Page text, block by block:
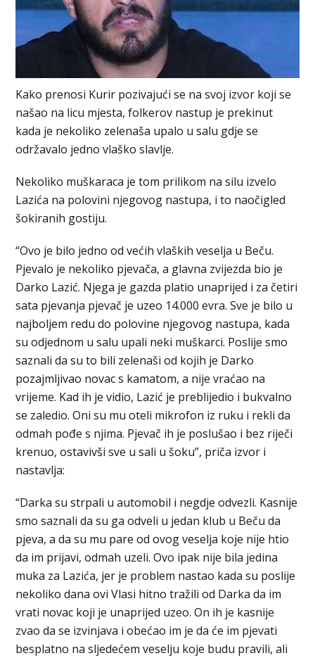
Kako prenosi Kurir pozivajući se na svoj izvor koji se
našao na licu mjesta, folkerov nastup je prekinut
kada je nekoliko zelenaša upalo u salu gdje se
održavalo jedno vlaško slavlje.
Nekoliko muškaraca je tom prilikom na silu izvelo
Lazića na polovini njegovog nastupa, i to naočigled
šokiranih gostiju.
“Ovo je bilo jedno od većih vlaških veselja u Beču.
Pjevalo je nekoliko pjevača, a glavna zvijezda bio je
Darko Lazić. Njega je gazda platio unaprijed i za četiri
sata pjevanja pjevač je uzeo 14.000 evra. Sve je bilo u
najboljem redu do polovine njegovog nastupa, kada
su odjednom u salu upali neki muškarci. Poslije smo
saznali da su to bili zelenaši od kojih je Darko
pozajmljivao novac s kamatom, a nije vraćao na
vrijeme. Kad ih je vidio, Lazić je preblijedio i bukvalno
se zaledio. Oni su mu oteli mikrofon iz ruku i rekli da
odmah pođe s njima. Pjevač ih je poslušao i bez riječi
krenuo, ostavivši sve u sali u šoku”, priča izvor i
nastavlja:
“Darka su strpali u automobil i negdje odvezli. Kasnije
smo saznali da su ga odveli u jedan klub u Beču da
pjeva, a da su mu pare od ovog veselja koje nije htio
da im prijavi, odmah uzeli. Ovo ipak nije bila jedina
muka za Lazića, jer je problem nastao kada su poslije
nekoliko dana ovi Vlasi hitno tražili od Darka da im
vrati novac koji je unaprijed uzeo. On ih je kasnije
zvao da se izvinjava i obećao im je da će im pjevati
besplatno na sljedećem veselju koje budu pravili, ali